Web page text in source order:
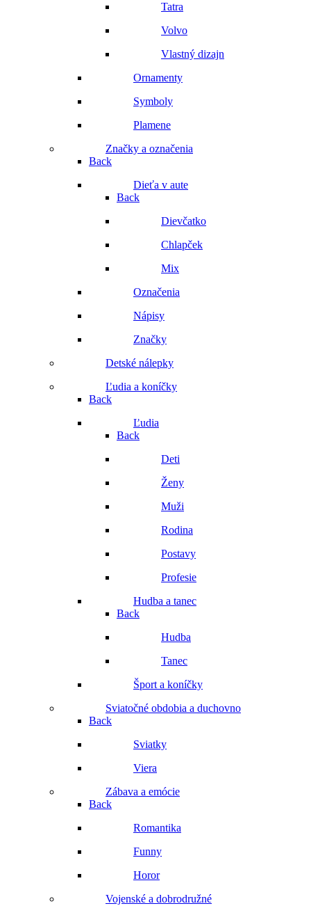
Tatra
Volvo
Vlastný dizajn
Ornamenty
Symboly
Plamene
Značky a označenia
Back
Dieťa v aute
Back
Dievčatko
Chlapček
Mix
Označenia
Nápisy
Značky
Detské nálepky
Ľudia a koníčky
Back
Ľudia
Back
Deti
Ženy
Muži
Rodina
Postavy
Profesie
Hudba a tanec
Back
Hudba
Tanec
Šport a koníčky
Sviatočné obdobia a duchovno
Back
Sviatky
Viera
Zábava a emócie
Back
Romantika
Funny
Horor
Vojenské a dobrodružné